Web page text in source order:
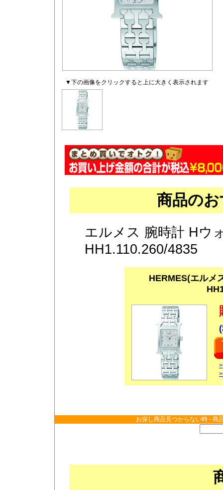
▼下の画像をクリックすると上に大きく表示されます
商品の
エルメス 腕時計 Hウ
HH1.110.260/4835
HERMES(エルメ
お探し商品見つからない時 - 商